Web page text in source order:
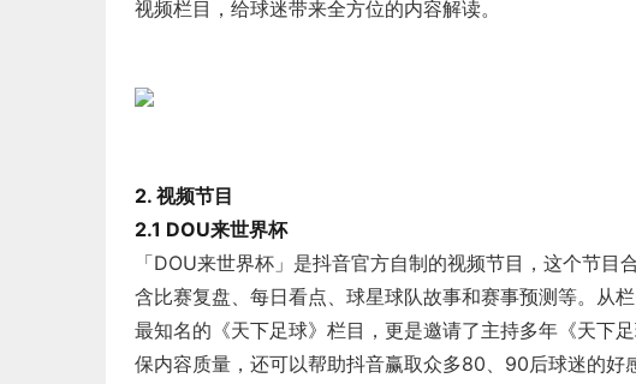
视频栏目，给球迷带来全方位的内容解读。
2. 视频节目
2.1 DOU来世界杯
「DOU来世界杯」是抖音官方自制的视频节目，这个节
含比赛复盘、每日看点、球星球队故事和赛事预测等。从
最知名的《天下足球》栏目，更是邀请了主持多年《天下
保内容质量，还可以帮助抖音赢取众多80、90后球迷的